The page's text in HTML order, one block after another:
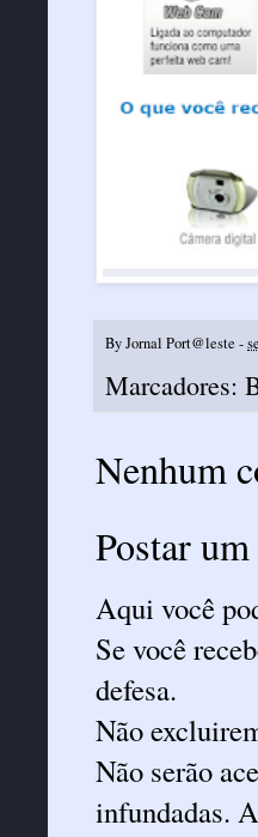
ByJornal Port@leste -
Marcadores:
Nenhum
Postar
Aqui você
Se você
defesa.
Não
Não serão
infundadas.